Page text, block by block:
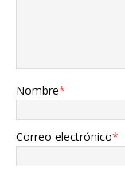
Nombre*
Correo electrónico*